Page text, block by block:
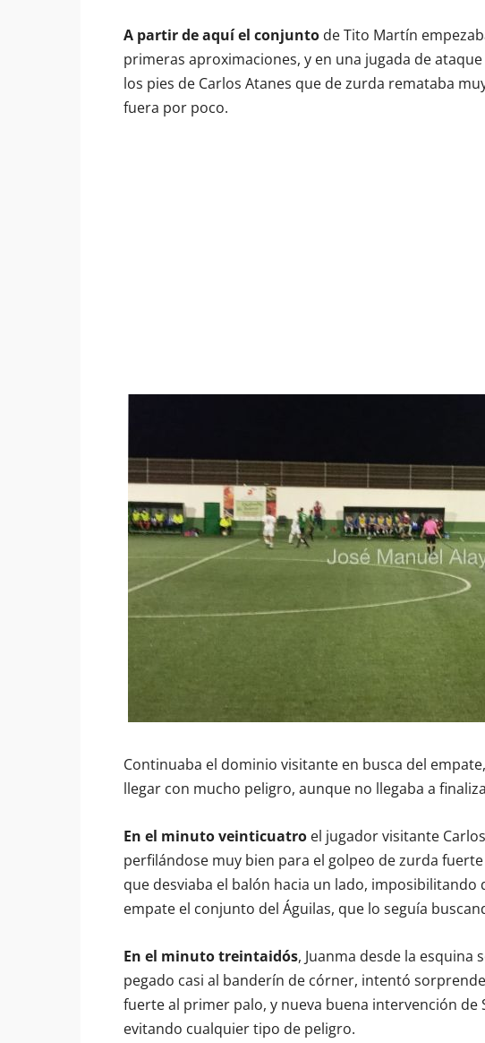
A partir de aquí el conjunto de Tito Martín
primeras aproximaciones, y en una jugada de
los pies de Carlos Atanes que de zurda remataba
fuera por poco.
Continuaba el dominio visitante en busca del
llegar con mucho peligro, aunque no llegaba a
En el minuto veinticuatro el jugador visitante
perfilándose muy bien para el golpeo de zurda
que desviaba el balón hacia un lado, imposibilitando
empate el conjunto del Águilas, que lo seguía
En el minuto treintaidós, Juanma desde la esquina
pegado casi al banderín de córner, intentó
fuerte al primer palo, y nueva buena intervención de
evitando cualquier tipo de peligro.